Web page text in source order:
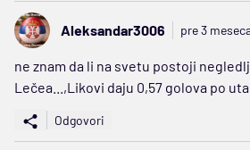
Aleksandar3006 pre 3
ne znam da li na svetu postoji
Lečea...,Likovi daju 0,57 golova po
Odgovori